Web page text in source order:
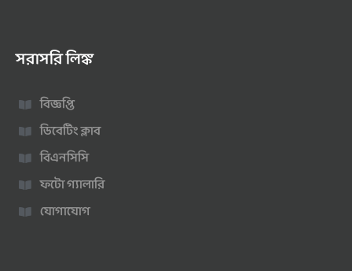
সরাসরি লিঙ্ক
বিজ্ঞপ্তি
ডিবেটিং ক্লাব
বিএনসিসি
ফটো গ্যালারি
যোগাযোগ